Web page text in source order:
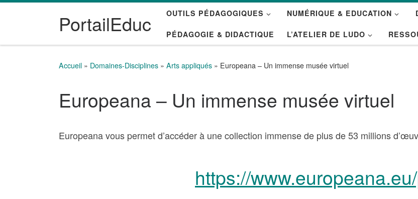
PortailEduc OUTILS PÉDAGOGIQUES NUMÉRIQUE & EDUCATION
PÉDAGOGIE & DIDACTIQUE L’ATELIER DE LUDO
Accueil » Domaines-Disciplines » Arts appliqués » Europeana – Un immense musée virtuel
Europeana – Un immense musée virtuel
Europeana vous permet d’accéder à une collection immense de plus de 53 millions
https://